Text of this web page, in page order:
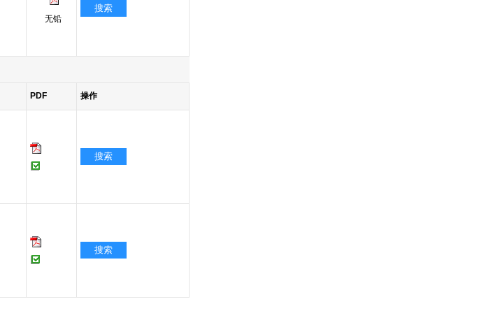
无铅
搜索
PDF 操作
搜索
搜索